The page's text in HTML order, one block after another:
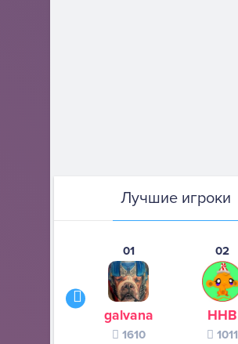
Лучшие игроки
01
galvana
1610
02
ННВ
1011